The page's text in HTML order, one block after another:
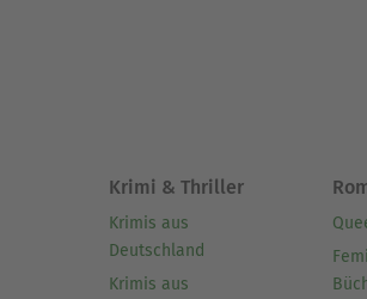
Krimi & Thriller
Krimis aus
Deutschland
Krimis aus